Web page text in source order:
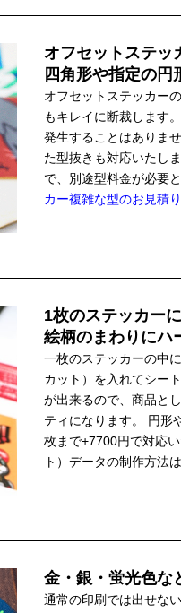
オフセットステッ
四角形や指定の円
オフセットステッカー
もキレイに断裁します
発生することはありま
た型抜きも対応いたし
で、別途型料金が必要
カー複雑な型のお見積り
1枚のステッカー
絵柄のまわりにハ
一枚のステッカーの中
カット）を入れてシー
が出来るので、商品と
ティになります。 円形
枚まで+7700円で対応
ト）データの制作方法は
金・銀・蛍光色な
通常の印刷では出せな